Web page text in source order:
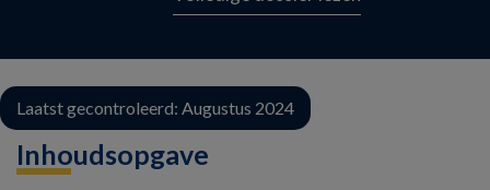
Laatst gecontroleerd: Augustus 2024
Inhoudsopgave